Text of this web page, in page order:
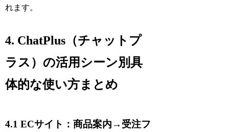
れます。
4. ChatPlus（チャットプ
ラス）の活用シーン別具
体的な使い方まとめ
4.1 ECサイト：商品案内→受注フ